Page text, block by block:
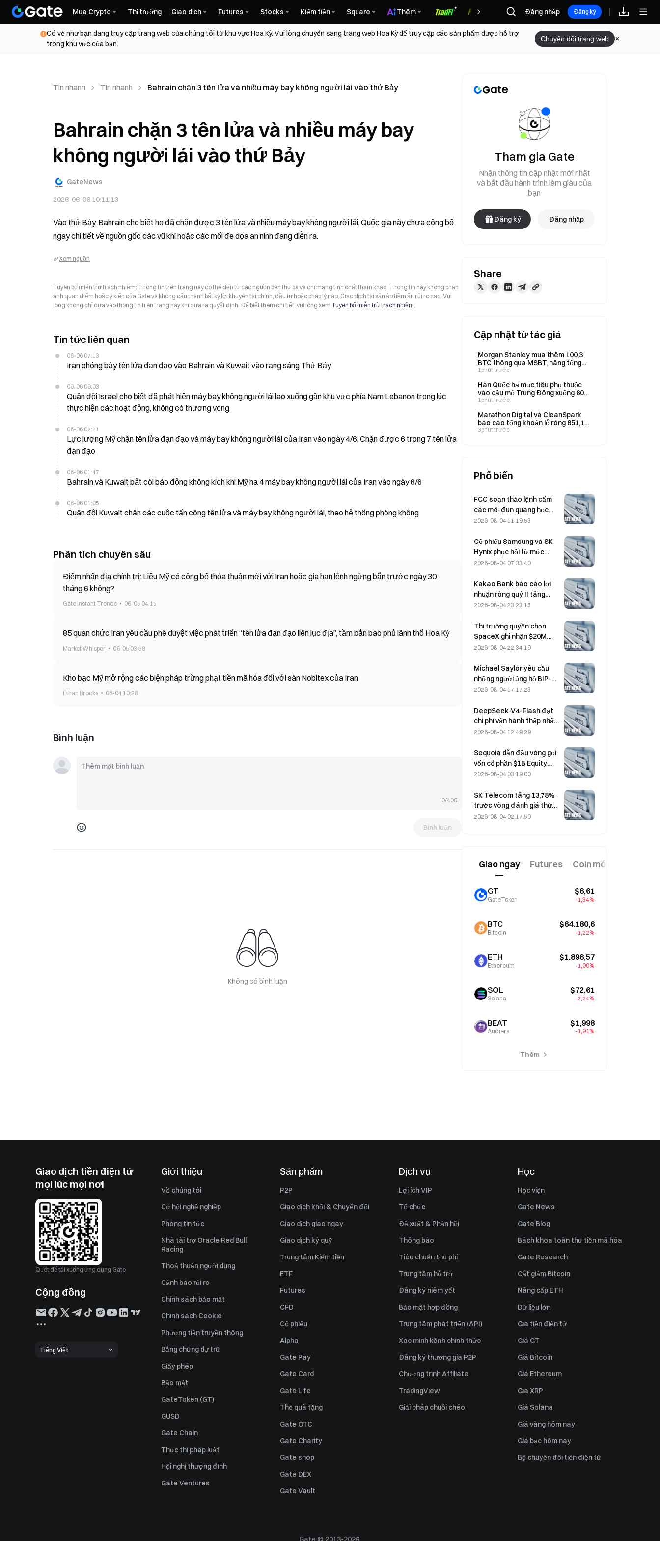
Mua Crypto Thị trường Giao dịch Futures Stocks Kiếm tiền Square Thêm Phần thưởng
Đăng nhập Đăng ký
Có vẻ như bạn đang truy cập trang web của chúng tôi từ khu vực Hoa Kỳ. Vui lòng chuyển sang trang web Hoa Kỳ để truy cập các sản phẩm được hỗ trợ
trong khu vực của bạn.
Chuyển đổi trang web
Tin nhanh Tin nhanh Bahrain chặn 3 tên lửa và nhiều máy bay không người lái vào thứ Bảy
Bahrain chặn 3 tên lửa và nhiều máy bay
không người lái vào thứ Bảy
GateNews
2026-06-06 10:11:13
Vào thứ Bảy, Bahrain cho biết họ đã chặn được 3 tên lửa và nhiều máy bay không người lái. Quốc gia này chưa công bố
ngay chi tiết về nguồn gốc các vũ khí hoặc các mối đe dọa an ninh đang diễn ra.
Xem nguồn
Tuyên bố miễn trừ trách nhiệm: Thông tin trên trang này có thể đến từ các nguồn bên thứ ba và chỉ mang tính chất tham khảo. Thông tin này không phản
ánh quan điểm hoặc ý kiến của Gate và không cấu thành bất kỳ lời khuyên tài chính, đầu tư hoặc pháp lý nào. Giao dịch tài sản ảo tiềm ẩn rủi ro cao. Vui
lòng không chỉ dựa vào thông tin trên trang này khi đưa ra quyết định. Để biết thêm chi tiết, vui lòng xem Tuyên bố miễn trừ trách nhiệm.
Tin tức liên quan
06-06 07:13
Iran phóng bảy tên lửa đạn đạo vào Bahrain và Kuwait vào rạng sáng Thứ Bảy
06-06 06:03
Quân đội Israel cho biết đã phát hiện máy bay không người lái lao xuống gần khu vực phía Nam Lebanon trong lúc
thực hiện các hoạt động, không có thương vong
06-06 02:21
Lực lượng Mỹ chặn tên lửa đạn đạo và máy bay không người lái của Iran vào ngày 4/6; Chặn được 6 trong 7 tên lửa
đạn đạo
06-06 01:47
Bahrain và Kuwait bật còi báo động không kích khi Mỹ hạ 4 máy bay không người lái của Iran vào ngày 6/6
06-06 01:05
Quân đội Kuwait chặn các cuộc tấn công tên lửa và máy bay không người lái, theo hệ thống phòng không
Phân tích chuyên sâu
Điểm nhấn địa chính trị: Liệu Mỹ có công bố thỏa thuận mới với Iran hoặc gia hạn lệnh ngừng bắn trước ngày 30
tháng 6 không?
Gate Instant Trends 06-05 04:15
85 quan chức Iran yêu cầu phê duyệt việc phát triển “tên lửa đạn đạo liên lục địa”, tầm bắn bao phủ lãnh thổ Hoa Kỳ
Market Whisper 06-05 03:58
Kho bạc Mỹ mở rộng các biện pháp trừng phạt tiền mã hóa đối với sàn Nobitex của Iran
Ethan Brooks 06-04 10:28
Bình luận
0/400
Bình luận
Không có bình luận
Tham gia Gate
Nhận thông tin cập nhật mới nhất
và bắt đầu hành trình làm giàu của
bạn
Đăng ký Đăng nhập
Share
Cập nhật từ tác giả
Morgan Stanley mua thêm 100,3
BTC thông qua MSBT, nâng tổng
lượng nắm giữ lên hơn 6.331 BTC
1phút trước
Hàn Quốc hạ mục tiêu phụ thuộc
vào dầu mỏ Trung Đông xuống 60%
hoặc thấp hơn, so với mức 70%
1phút trước
Marathon Digital và CleanSpark
báo cáo tổng khoản lỗ ròng 851,1
triệu USD vào ngày 6 tháng 8
3phút trước
Phổ biến
FCC soạn thảo lệnh cấm
các mô-đun quang học
của Trung Quốc dùng cho
có nguy cơ bị ảnh hưởng
tới 27% thị phần
2026-08-04 11:19:53
Cổ phiếu Samsung và SK
Hynix phục hồi từ mức
giảm 5% nhờ lực mua của
2026-08-04 07:33:40
Kakao Bank báo cáo lợi
nhuận ròng quý II tăng
11,5%, lợi nhuận 6 tháng
lục
2026-08-04 23:23:15
Thị trường quyền chọn
SpaceX ghi nhận $20M
trong các vị thế quyền
hiện 330 USD trước khi
đáo hạn vào thứ Sáu.
2026-08-04 22:34:19
Michael Saylor yêu cầu
những người ủng hộ BIP-
110 “tạm dừng” khi mức
lại ở 2,70%
2026-08-04 17:17:23
DeepSeek-V4-Flash đạt
chi phí vận hành thấp nhất
trong số các mô hình AI
điểm chuẩn mới nhất
2026-08-04 12:49:29
Sequoia dẫn đầu vòng gọi
vốn cổ phần $1B Equity
cho công ty khởi nghiệp
vào ngày 3 tháng 8.
2026-08-04 03:19:00
SK Telecom tăng 13,78%
trước vòng đánh giá thứ
hai đối với mô hình AI độc
2026-08-04 02:17:50
Giao ngay Futures Coin mới
GT
GateToken
$6,61
-1,34%
BTC
Bitcoin
$64.180,6
-1,22%
ETH
Ethereum
$1.896,57
-1,00%
SOL
Solana
$72,61
-2,24%
BEAT
Audiera
$1,998
-1,91%
Thêm
Giao dịch tiền điện tử
mọi lúc mọi nơi
Quét để tải xuống ứng dụng Gate
Cộng đồng
Tiếng Việt
Giới thiệu
Về chúng tôi
Cơ hội nghề nghiệp
Phòng tin tức
Nhà tài trợ Oracle Red Bull
Racing
Thoả thuận người dùng
Cảnh báo rủi ro
Chính sách bảo mật
Chính sách Cookie
Phương tiện truyền thông
Bằng chứng dự trữ
Giấy phép
Bảo mật
GateToken (GT)
GUSD
Gate Chain
Thực thi pháp luật
Hội nghị thượng đỉnh
Gate Ventures
Sản phẩm
P2P
Giao dịch khối & Chuyển đổi
Giao dịch giao ngay
Giao dịch ký quỹ
Trung tâm Kiếm tiền
ETF
Futures
CFD
Cổ phiếu
Alpha
Gate Pay
Gate Card
Gate Life
Thẻ quà tặng
Gate OTC
Gate Charity
Gate shop
Gate DEX
Gate Vault
Dịch vụ
Lợi ích VIP
Tổ chức
Đề xuất & Phản hồi
Thông báo
Tiêu chuẩn thu phí
Trung tâm hỗ trợ
Đăng ký niêm yết
Bảo mật hợp đồng
Trung tâm phát triển (API)
Xác minh kênh chính thức
Đăng ký thương gia P2P
Chương trình Affiliate
TradingView
Giải pháp chuỗi chéo
Học
Học viện
Gate News
Gate Blog
Bách khoa toàn thư tiền mã hóa
Gate Research
Cắt giảm Bitcoin
Nâng cấp ETH
Dữ liệu lớn
Giá tiền điện tử
Giá GT
Giá Bitcoin
Giá Ethereum
Giá XRP
Giá Solana
Giá vàng hôm nay
Giá bạc hôm nay
Bộ chuyển đổi tiền điện tử
Gate © 2013-2026.